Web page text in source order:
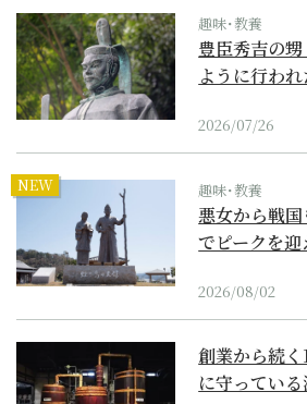
趣味･教養
豊臣秀吉の
ように行われ
2026/07/26
NEW 趣味･教養
悪女から戦国
でピークを
2026/08/02
創業から続
に守ってい